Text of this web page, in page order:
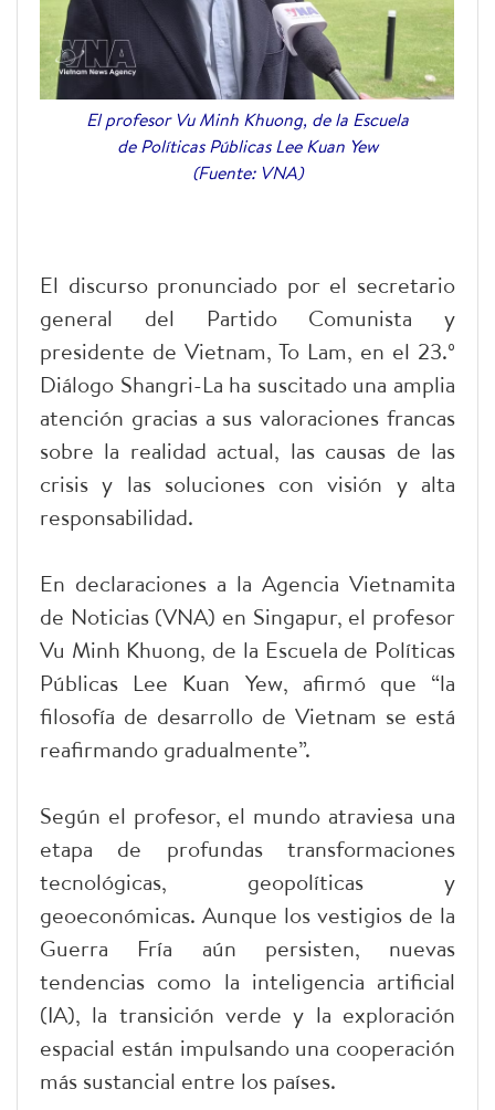
El profesor Vu Minh Khuong, de la Escuela
de Políticas Públicas Lee Kuan Yew
(Fuente: VNA)
El discurso pronunciado por el secretario
general del Partido Comunista y
presidente de Vietnam, To Lam, en el 23.º
Diálogo Shangri-La ha suscitado una amplia
atención gracias a sus valoraciones francas
sobre la realidad actual, las causas de las
crisis y las soluciones con visión y alta
responsabilidad.
En declaraciones a la Agencia Vietnamita
de Noticias (VNA) en Singapur, el profesor
Vu Minh Khuong, de la Escuela de Políticas
Públicas Lee Kuan Yew, afirmó que “la
filosofía de desarrollo de Vietnam se está
reafirmando gradualmente”.
Según el profesor, el mundo atraviesa una
etapa de profundas transformaciones
tecnológicas, geopolíticas y
geoeconómicas. Aunque los vestigios de la
Guerra Fría aún persisten, nuevas
tendencias como la inteligencia artificial
(IA), la transición verde y la exploración
espacial están impulsando una cooperación
más sustancial entre los países.